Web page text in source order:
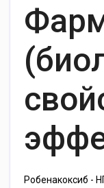
Робенакоксиб -